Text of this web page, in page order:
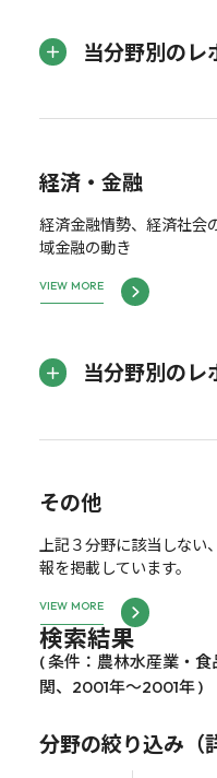
当分野別のレ
経済・金融
経済金融情勢、経済社会
域金融の動き
VIEW MORE
当分野別のレ
その他
上記３分野に該当しない
報を掲載しています。
VIEW MORE
検索結果
( 条件：農林水産業・
関、2001年～2001年 )
分野の絞り込み（